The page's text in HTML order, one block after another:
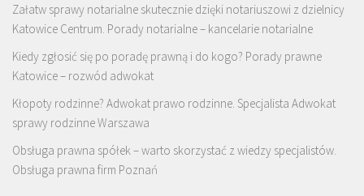
Załatw sprawy notarialne skutecznie dzięki notariuszowi z dzielnicy
Katowice Centrum. Porady notarialne – kancelarie notarialne
Kiedy zgłosić się po poradę prawną i do kogo? Porady prawne
Katowice – rozwód adwokat
Kłopoty rodzinne? Adwokat prawo rodzinne. Specjalista Adwokat
sprawy rodzinne Warszawa
Obsługa prawna spółek – warto skorzystać z wiedzy specjalistów.
Obsługa prawna firm Poznań